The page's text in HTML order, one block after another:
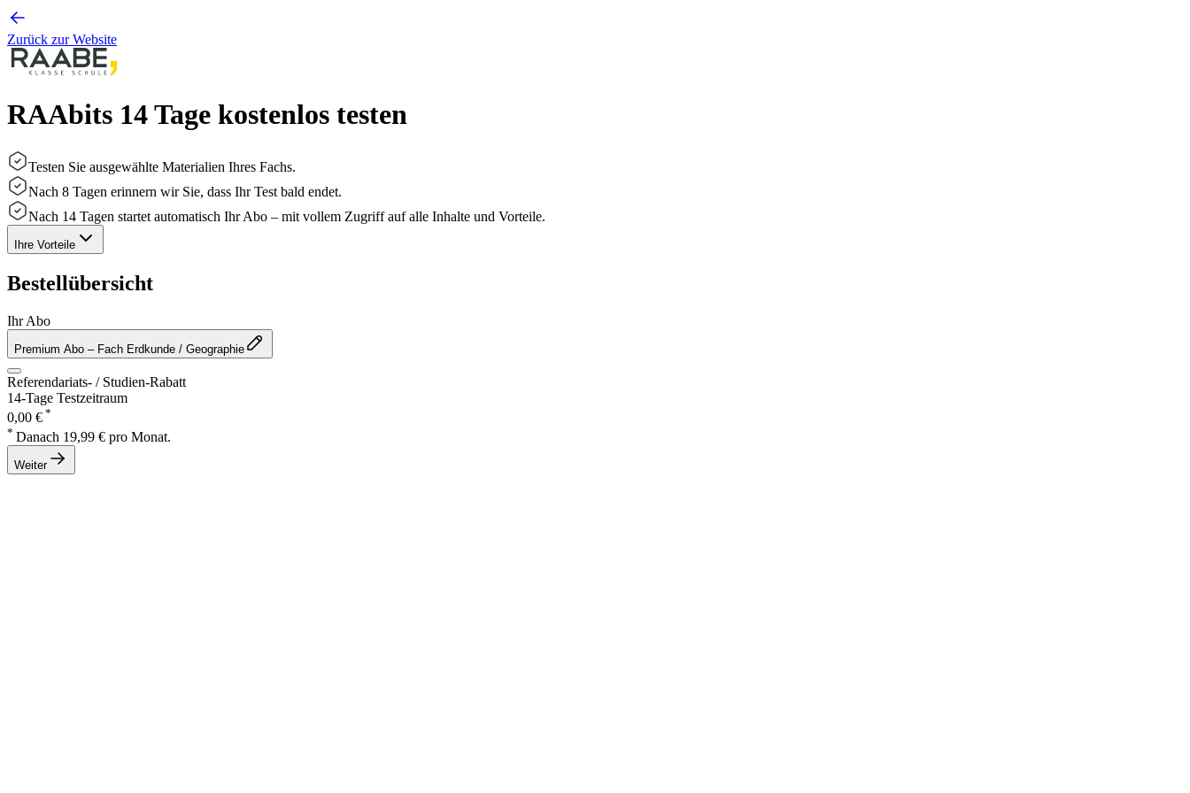
Zurück zur Website
RAAbits 14 Tage kostenlos testen
Testen Sie ausgewählte Materialien Ihres Fachs.
Nach 8 Tagen erinnern wir Sie, dass Ihr Test bald endet.
Nach 14 Tagen startet automatisch Ihr Abo – mit vollem Zugriff auf alle Inhalte und Vorteile.
Ihre Vorteile
Bestellübersicht
Ihr Abo
Premium Abo – Fach Erdkunde / Geographie
Referendariats- / Studien-Rabatt
14-Tage Testzeitraum
0,00 € *
* Danach 19,99 € pro Monat.
Weiter